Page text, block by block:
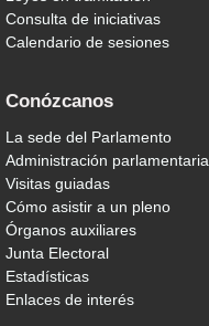
Consulta de iniciativas
Calendario de sesiones
Conózcanos
La sede del Parlamento
Administración parlamentaria
Visitas guiadas
Cómo asistir a un pleno
Órganos auxiliares
Junta Electoral
Estadísticas
Enlaces de interés